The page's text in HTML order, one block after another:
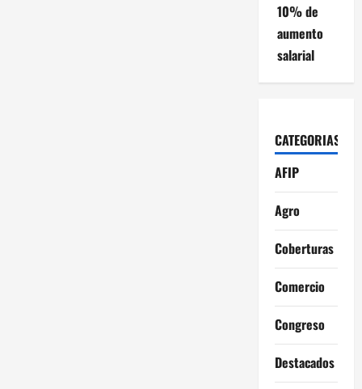
10% de
aumento
salarial
CATEGORIAS
AFIP
Agro
Coberturas
Comercio
Congreso
Destacados